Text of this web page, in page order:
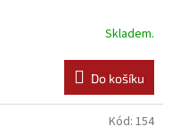
Skladem.
Do košíku
Kód: 154